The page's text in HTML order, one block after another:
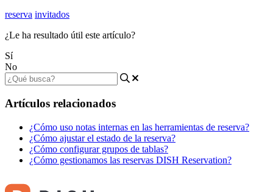
reserva invitados
¿Le ha resultado útil este artículo?
Sí
No
Artículos relacionados
¿Cómo uso notas internas en las herramientas de reserva?
¿Cómo ajustar el estado de la reserva?
¿Cómo configurar grupos de tablas?
¿Cómo gestionamos las reservas DISH Reservation?